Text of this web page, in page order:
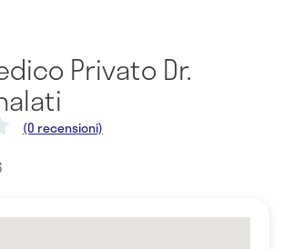
Privato Dr.
(0 recensioni)